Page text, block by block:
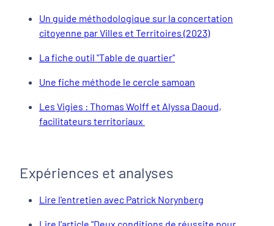
Un guide méthodologique sur la concertation
citoyenne par Villes et Territoires (2023)
La fiche outil "Table de quartier"
Une fiche méthode le cercle samoan
Les Vigies : Thomas Wolff et Alyssa Daoud,
facilitateurs territoriaux
Expériences et analyses
Lire l'entretien avec Patrick Norynberg